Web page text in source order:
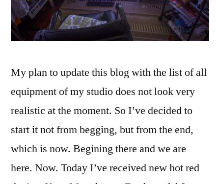
My plan to update this blog with the list of all
equipment of my studio does not look very
realistic at the moment. So I’ve decided to
start it not from begging, but from the end,
which is now. Begining there and we are
here. Now. Today I’ve received new hot red